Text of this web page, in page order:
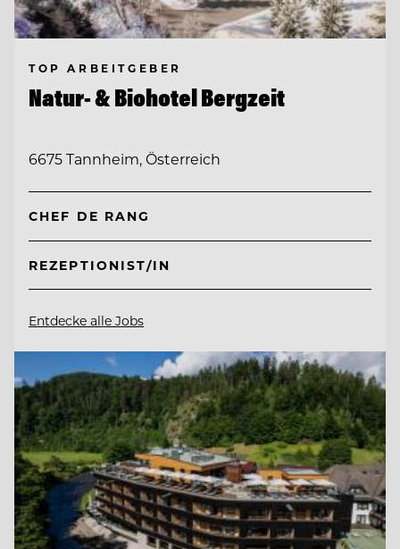
TOP ARBEITGEBER
Natur- & Biohotel Bergzeit
6675 Tannheim, Österreich
CHEF DE RANG
REZEPTIONIST/IN
Entdecke alle Jobs